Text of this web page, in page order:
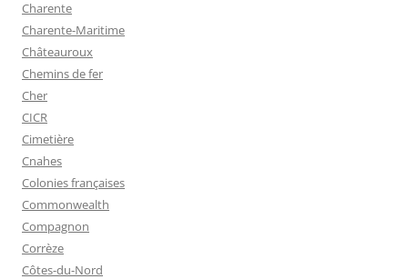
Charente
Charente-Maritime
Châteauroux
Chemins de fer
Cher
CICR
Cimetière
Cnahes
Colonies françaises
Commonwealth
Compagnon
Corrèze
Côtes-du-Nord